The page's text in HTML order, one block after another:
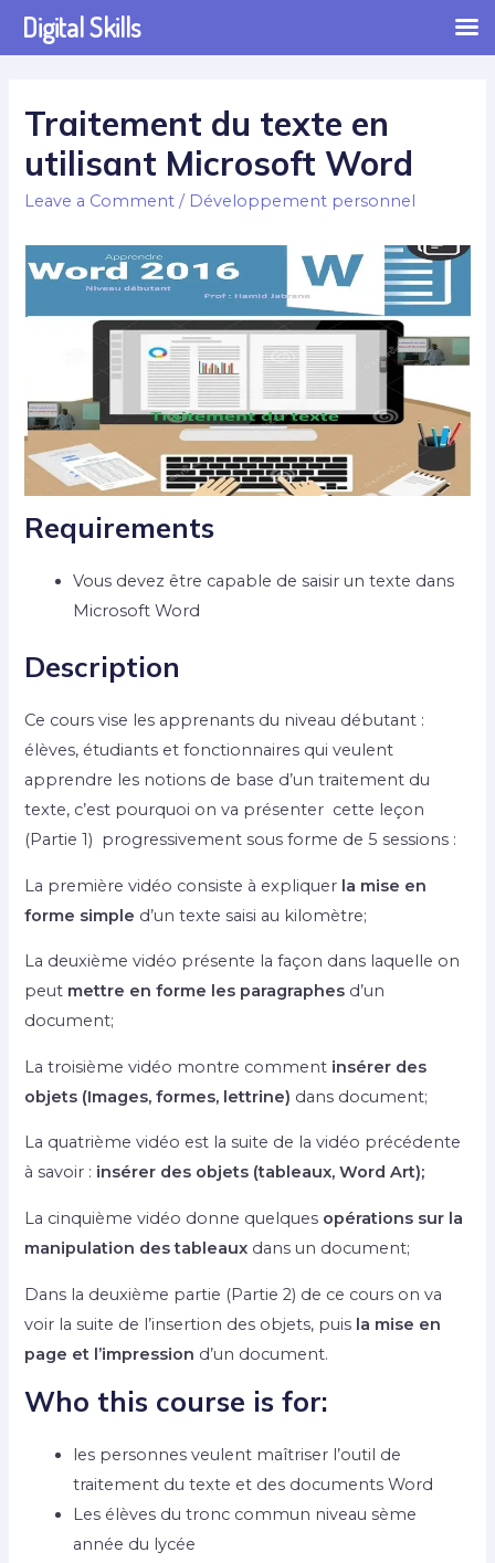
Traitement du texte en
utilisant Microsoft Word
Leave a Comment / Développement personnel
Requirements
Vous devez être capable de saisir un texte dans
Microsoft Word
Description
Ce cours vise les apprenants du niveau débutant :
élèves, étudiants et fonctionnaires qui veulent
apprendre les notions de base d’un traitement du
texte, c’est pourquoi on va présenter cette leçon
(Partie 1) progressivement sous forme de 5 sessions :
La première vidéo consiste à expliquer la mise en
forme simple d’un texte saisi au kilomètre;
La deuxième vidéo présente la façon dans laquelle on
peut mettre en forme les paragraphes d’un
document;
La troisième vidéo montre comment insérer des
objets (Images, formes, lettrine) dans document;
La quatrième vidéo est la suite de la vidéo précédente
à savoir : insérer des objets (tableaux, Word Art);
La cinquième vidéo donne quelques opérations sur la
manipulation des tableaux dans un document;
Dans la deuxième partie (Partie 2) de ce cours on va
voir la suite de l’insertion des objets, puis la mise en
page et l’impression d’un document.
Who this course is for:
les personnes veulent maîtriser l’outil de
traitement du texte et des documents Word
Les élèves du tronc commun niveau sème
année du lycée
Digital Skills